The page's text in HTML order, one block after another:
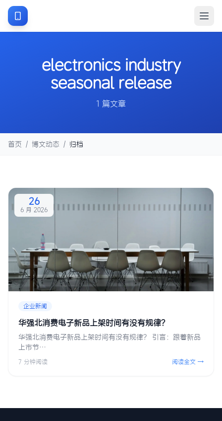
electronics industry
seasonal release
1 篇文章
首页 / 博文动态 / 归档
26
6 月 2026
企业新闻
华强北消费电子新品上架时间有没有规律？
华强北消费电子新品上架时间有没有规律？ 引言：跟着新品
上市节…
7 分钟阅读 阅读全文 →